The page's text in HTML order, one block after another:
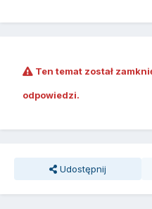
Ten temat został
odpowiedzi.
Udostępnij